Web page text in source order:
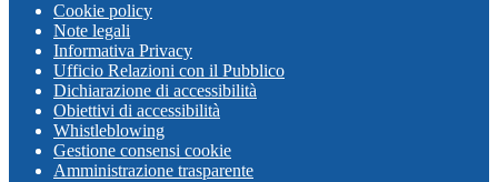
Cookie policy
Note legali
Informativa Privacy
Ufficio Relazioni con il Pubblico
Dichiarazione di accessibilità
Obiettivi di accessibilità
Whistleblowing
Gestione consensi cookie
Amministrazione trasparente